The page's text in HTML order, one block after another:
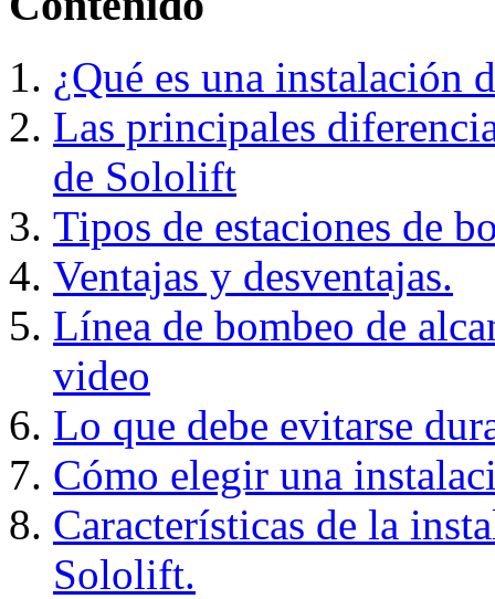
¿Qué es una instalación
Las principales
de Sololift
Tipos de estaciones de
Ventajas y desventajas.
Línea de bombeo de
video
Lo que debe evitarse
Cómo elegir una
Características de la
Sololift.